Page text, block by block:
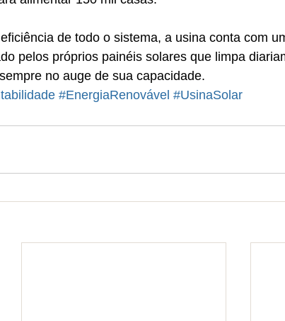
de todo o sistema, a usina conta com
pelos próprios painéis solares que limpa
no auge de sua capacidade.
#EnergiaRenovável #UsinaSolar